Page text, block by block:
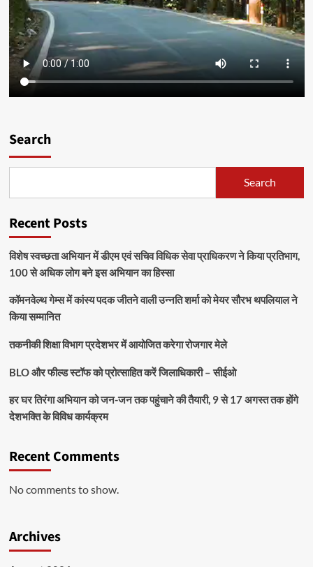
Search
Search
Recent Posts
विशेष स्वच्छता अभियान में डीएम एवं सचिव विधिक सेवा प्राधिकरण ने किया प्रतिभाग,
100 से अधिक लोग बने इस अभियान का हिस्सा
कॉमनवेल्थ गेम्स में कांस्य पदक जीतने वाली उन्नति शर्मा को मेयर सौरभ थपलियाल ने
किया सम्मानित
तकनीकी शिक्षा विभाग प्रदेशभर में आयोजित करेगा रोजगार मेले
BLO और फील्ड स्टॉफ को प्रोत्साहित करें जिलाधिकारी – सीईओ
हर घर तिरंगा अभियान को जन-जन तक पहुंचाने की तैयारी, 9 से 17 अगस्त तक होंगे
देशभक्ति के विविध कार्यक्रम
Recent Comments
No comments to show.
Archives